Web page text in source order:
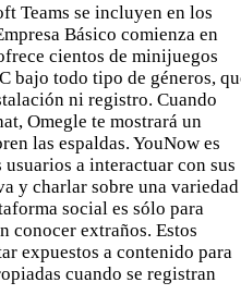
Teams se incluyen en los
Básico comienza en
cientos de minijuegos
bajo todo tipo de géneros,
ni registro. Cuando
Omegle te mostrará un
las espaldas. YouNow es
a interactuar con sus
y charlar sobre una variedad
social es sólo para
conocer extraños. Estos
expuestos a contenido para
cuando se registran